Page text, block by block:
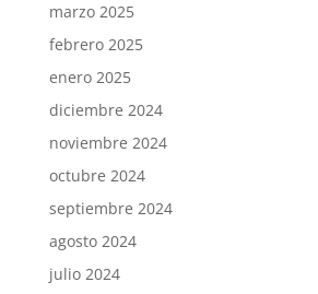
marzo 2025
febrero 2025
enero 2025
diciembre 2024
noviembre 2024
octubre 2024
septiembre 2024
agosto 2024
julio 2024